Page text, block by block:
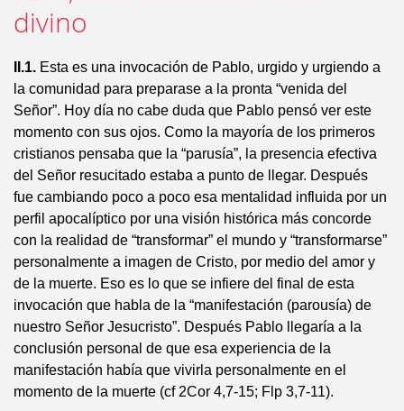
divino
II.1. Esta es una invocación de Pablo, urgido y urgiendo a
la comunidad para preparase a la pronta “venida del
Señor”. Hoy día no cabe duda que Pablo pensó ver este
momento con sus ojos. Como la mayoría de los primeros
cristianos pensaba que la “parusía”, la presencia efectiva
del Señor resucitado estaba a punto de llegar. Después
fue cambiando poco a poco esa mentalidad influida por un
perfil apocalíptico por una visión histórica más concorde
con la realidad de “transformar” el mundo y “transformarse”
personalmente a imagen de Cristo, por medio del amor y
de la muerte. Eso es lo que se infiere del final de esta
invocación que habla de la “manifestación (parousía) de
nuestro Señor Jesucristo”. Después Pablo llegaría a la
conclusión personal de que esa experiencia de la
manifestación había que vivirla personalmente en el
momento de la muerte (cf 2Cor 4,7-15; Flp 3,7-11).